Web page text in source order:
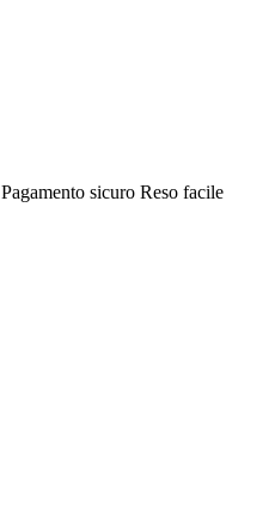
Pagamento sicuro Reso facile